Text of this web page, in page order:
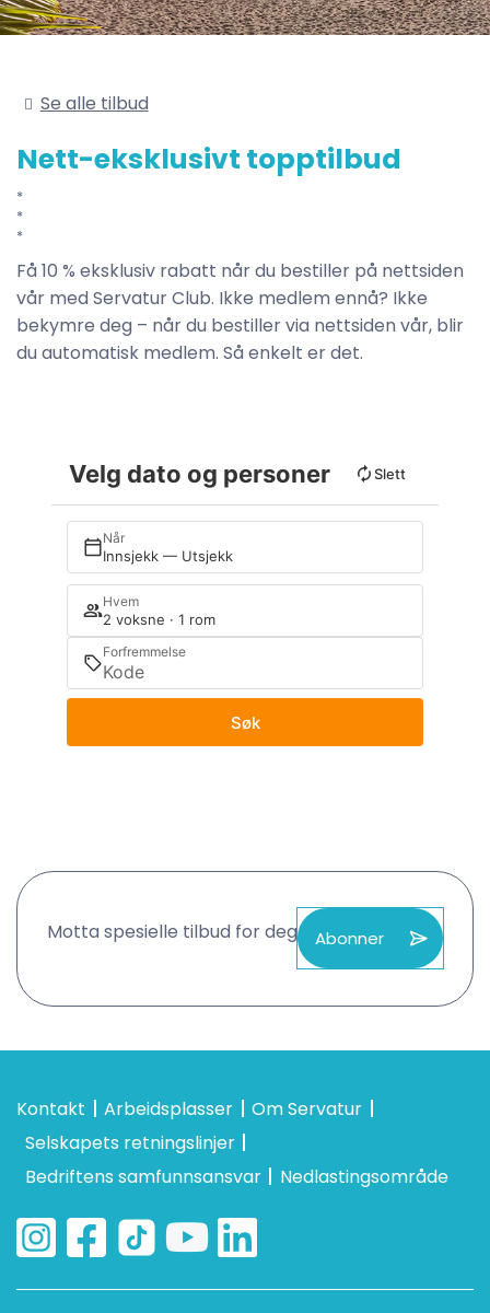
Se alle tilbud
Nett-eksklusivt topptilbud
Få 10 % eksklusiv rabatt når du bestiller på nettsiden
vår med Servatur Club. Ikke medlem ennå? Ikke
bekymre deg – når du bestiller via nettsiden vår, blir
du automatisk medlem. Så enkelt er det.
Velg dato og personer Slett
Når
Innsjekk — Utsjekk
Hvem
2 voksne · 1 rom
Forfremmelse
Søk
Motta spesielle tilbud for deg Abonner
Kontakt Arbeidsplasser
Om Servatur
Selskapets retningslinjer
Bedriftens samfunnsansvar
Nedlastingsområde